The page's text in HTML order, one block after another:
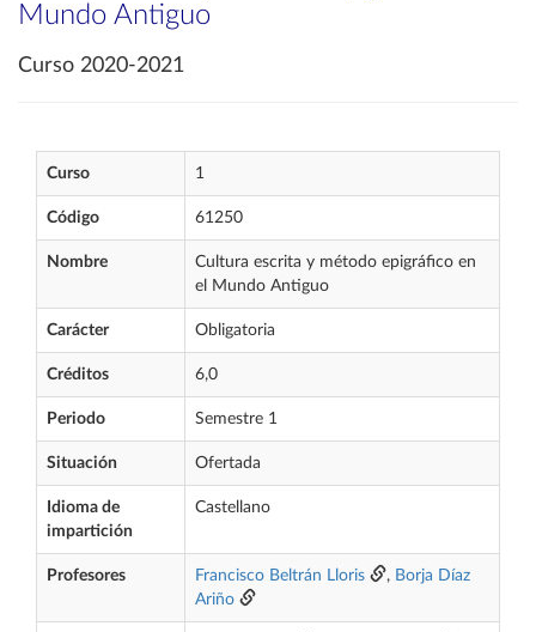
Mundo Antiguo
Curso 2020-2021
Curso 1
Código 61250
Nombre
Cultura escrita y método epigráfico en
el Mundo Antiguo
Carácter Obligatoria
Créditos 6,0
Periodo Semestre 1
Situación Ofertada
Idioma de
impartición
Castellano
Profesores Francisco Beltrán Lloris , Borja Díaz
Ariño